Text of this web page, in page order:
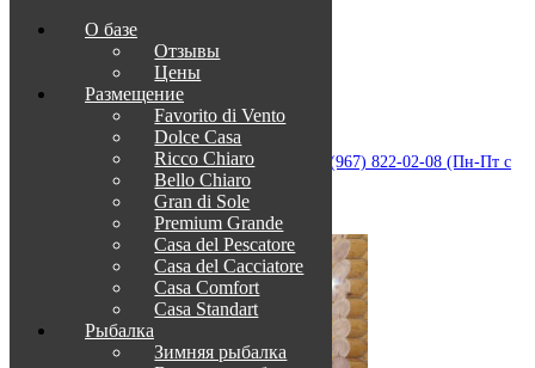
Приветствуем в Венеции на Каспии!
info@otdih-v-astrakhani.ru Как нас найти
+7 (967) 822-02-08 (Пн-Пт с
09:00 до 18:00)
Забронировать
О базе
Отзывы
Цены
Размещение
Favorito di Vento
Dolce Casa
Ricco Chiaro
Bello Chiaro
Gran di Sole
Premium Grande
Casa del Pescatore
Casa del Cacсiatore
Casa Comfort
Casa Standart
Рыбалка
Зимняя рыбалка